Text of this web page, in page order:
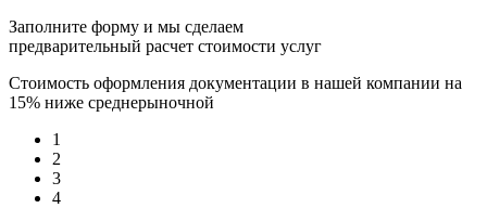
Заполните форму и мы сделаем
предварительный расчет стоимости услуг
Стоимость оформления документации в нашей компании на
15% ниже среднерыночной
1
2
3
4